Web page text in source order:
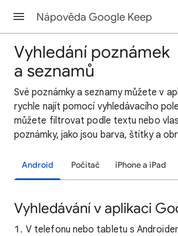
Nápověda Google Keep
Vyhledání poznámek
a seznamů
Své poznámky a seznamy můžete v
rychle najít pomocí vyhledávacího
můžete filtrovat podle textu nebo
poznámky, jako jsou barva, štítky a
Android Počítač iPhone a iPad
Vyhledávání v aplikaci
V telefonu nebo tabletu s